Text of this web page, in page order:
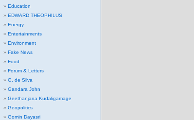
Education
EDWARD THEOPHILUS
Energy
Entertainments
Environment
Fake News
Food
Forum & Letters
G. de Silva
Gandara John
Geethanjana Kudaligamage
Geopolitics
Gomin Dayasri